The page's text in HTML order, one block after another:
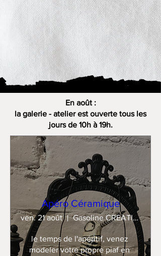
En août :
la galerie - atelier est ouverte tous les
jours de 10h à 19h.
Apéro Céramique
ven. 21 août Gasoline CREATION
le temps de l'apéritif, venez
modeler votre propre piaf en